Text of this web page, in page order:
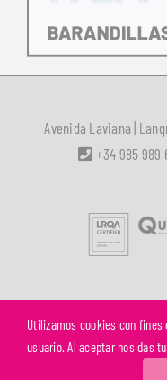
Avenida Laviana |
+34 985 989
©ALAS IBERIA S.L.U. |
Utilizamos cookies con
usuario. Al aceptar nos das